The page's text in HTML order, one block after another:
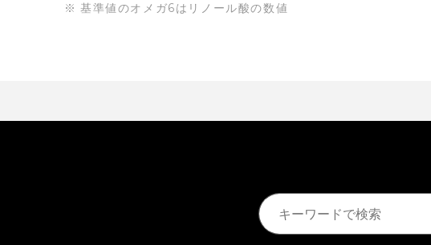
基準値のオメガ6はリノール酸の数値